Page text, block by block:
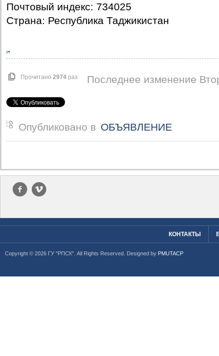
Почтовый индекс: 734025
Страна: Республика Таджикистан
Прочитано 2974 раз Последнее изменение
Опубликовано в ОБЪЯВЛЕНИЕ
f v
КОНТАКТЫ
Copyright © 2026 ГУ "РПСХ". All Rights Reserved. Designed by PMUTACP